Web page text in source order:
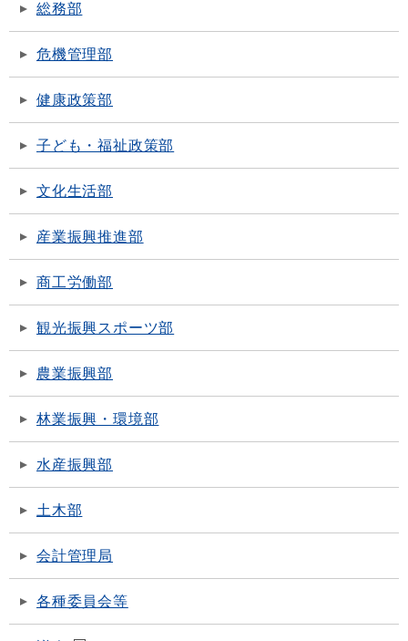
総務部
危機管理部
健康政策部
子ども・福祉政策部
文化生活部
産業振興推進部
商工労働部
観光振興スポーツ部
農業振興部
林業振興・環境部
水産振興部
土木部
会計管理局
各種委員会等